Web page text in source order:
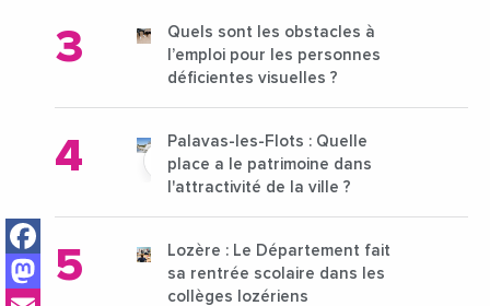
Facebook
Mastodon
Quels sont les obstacles à
l’emploi pour les personnes
déficientes visuelles ?
Palavas-les-Flots : Quelle
place a le patrimoine dans
l'attractivité de la ville ?
Lozère : Le Département fait
sa rentrée scolaire dans les
collèges lozériens